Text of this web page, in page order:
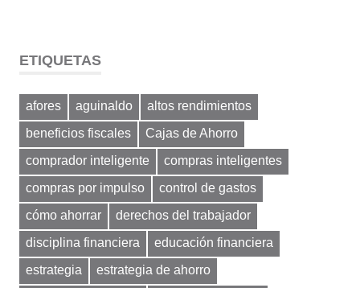
ETIQUETAS
afores aguinaldo
altos rendimientos
beneficios fiscales
Cajas de Ahorro
comprador inteligente
compras inteligentes
compras por impulso
control de gastos
cómo ahorrar
derechos del trabajador
disciplina financiera
educación financiera
estrategia
estrategia de ahorro